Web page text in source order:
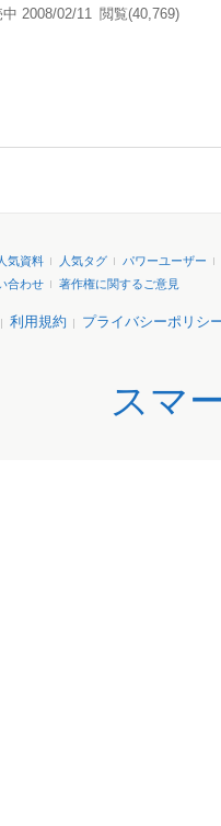
中 2008/02/11 閲覧(40,769)
人気資料 人気タグ
パワーユーザー
合わせ 著作権に関するご意見
利用規約 プライバシーポリシ
スマ